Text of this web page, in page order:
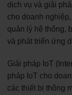
dịch vụ và giải
cho doanh
quản lý hệ thống,
và phát triển ứng
Giải pháp IoT
pháp IoT cho
các thiết bị thông